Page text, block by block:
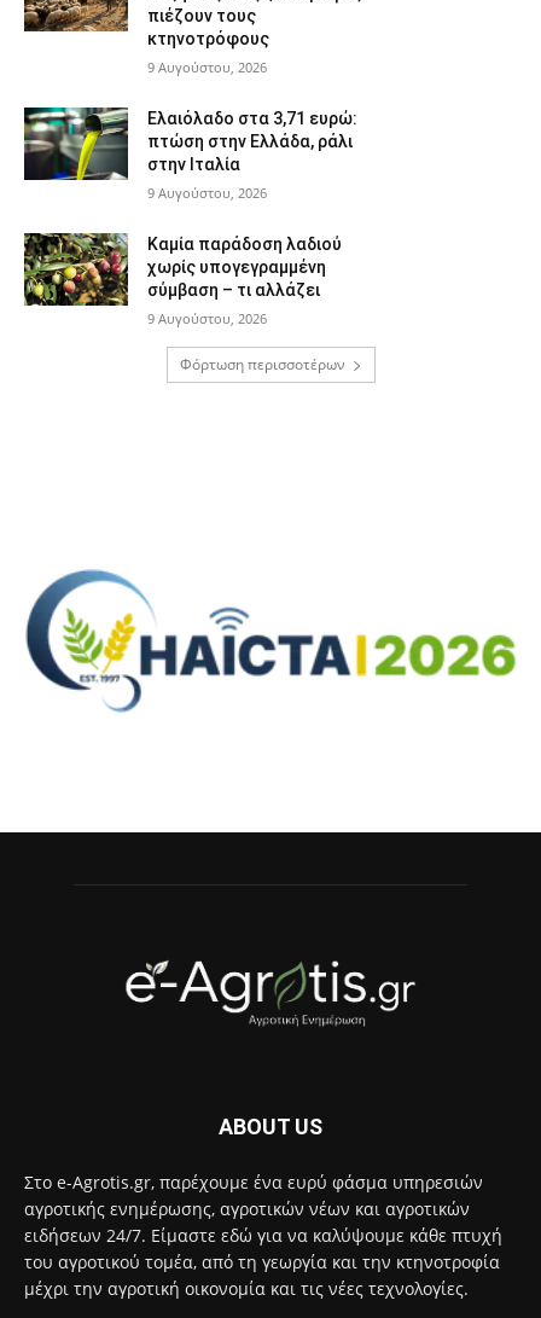
πιέζουν τους
κτηνοτρόφους
9 Αυγούστου, 2026
Ελαιόλαδο στα 3,71 ευρώ:
πτώση στην Ελλάδα, ράλι
στην Ιταλία
9 Αυγούστου, 2026
Καμία παράδοση λαδιού
χωρίς υπογεγραμμένη
σύμβαση – τι αλλάζει
9 Αυγούστου, 2026
Φόρτωση περισσοτέρων
ABOUT US
Στο e-Agrotis.gr, παρέχουμε ένα ευρύ φάσμα υπηρεσιών
αγροτικής ενημέρωσης, αγροτικών νέων και αγροτικών
ειδήσεων 24/7. Είμαστε εδώ για να καλύψουμε κάθε πτυχή
του αγροτικού τομέα, από τη γεωργία και την κτηνοτροφία
μέχρι την αγροτική οικονομία και τις νέες τεχνολογίες.